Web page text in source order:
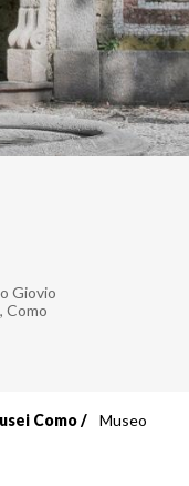
Giovio
Como
Como
Museo